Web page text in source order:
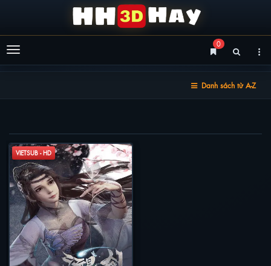
Menu
0
Danh sách từ A-Z
VIETSUB - HD